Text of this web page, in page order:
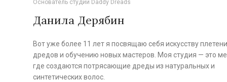
Основатель студии Daddy Dreads
Данила Дерябин
Вот уже более 11 лет я посвящаю себя искусству
дредов и обучению новых мастеров. Моя студия — это
где создаются потрясающие дреды из натуральных и
синтетических волос.